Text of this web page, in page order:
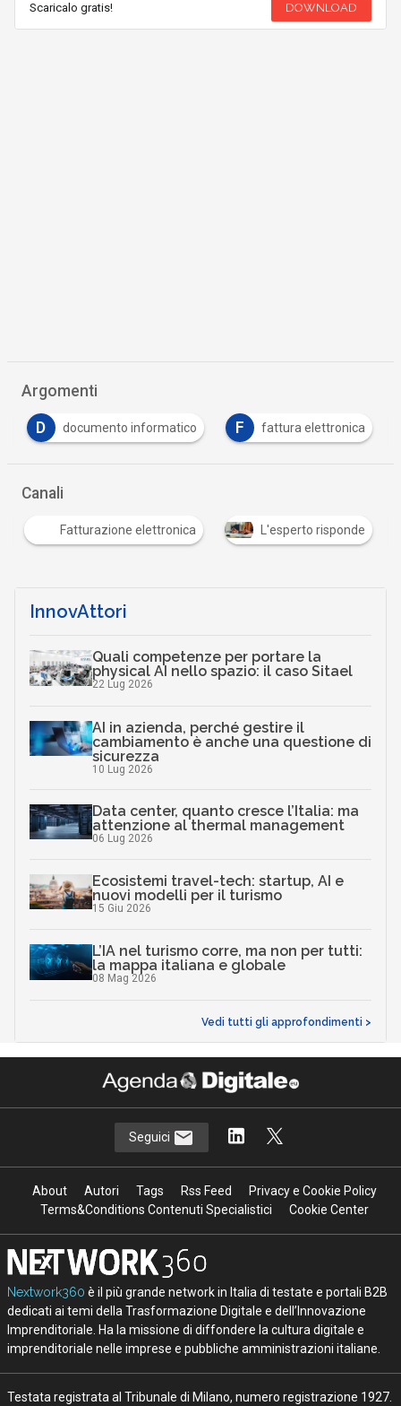
Scaricalo gratis! DOWNLOAD
Argomenti
D documento informatico F fattura elettronica
Canali
Fatturazione elettronica L'esperto risponde
InnovAttori
Quali competenze per portare la
physical AI nello spazio: il caso Sitael
22 Lug 2026
AI in azienda, perché gestire il
cambiamento è anche una questione di
sicurezza
10 Lug 2026
Data center, quanto cresce l’Italia: ma
attenzione al thermal management
06 Lug 2026
Ecosistemi travel-tech: startup, AI e
nuovi modelli per il turismo
15 Giu 2026
L’IA nel turismo corre, ma non per tutti:
la mappa italiana e globale
08 Mag 2026
Vedi tutti gli approfondimenti >
Seguici
About Autori Tags Rss Feed
Privacy e Cookie Policy
Terms&Conditions Contenuti Specialistici
Cookie Center
Nextwork360 è il più grande network in Italia di testate e portali B2B
dedicati ai temi della Trasformazione Digitale e dell’Innovazione
Imprenditoriale. Ha la missione di diffondere la cultura digitale e
imprenditoriale nelle imprese e pubbliche amministrazioni italiane.
Testata registrata al Tribunale di Milano, numero registrazione 1927.